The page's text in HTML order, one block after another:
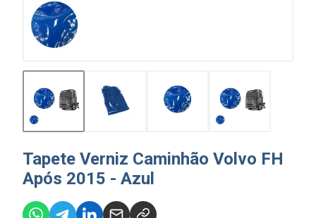
Tapete Verniz Caminhão Volvo FH
Após 2015 - Azul